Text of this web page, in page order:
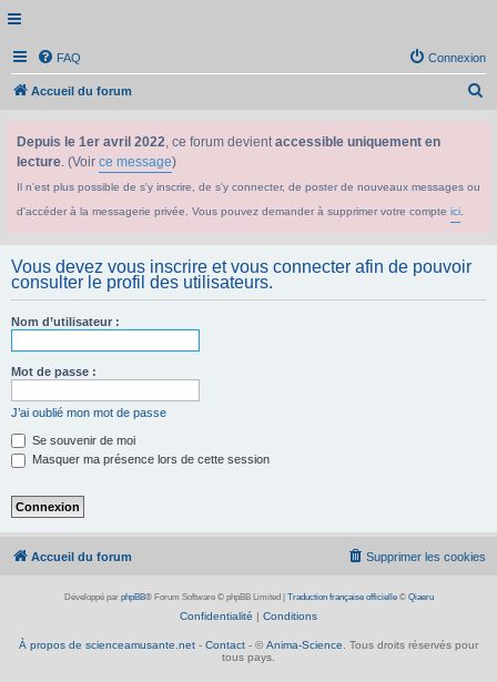
FAQ Connexion
Accueil du forum
e
Depuis le 1er avril 2022, ce forum devientaccessible uniquement en
lecture. (Voir ce message)
Il n'est plus possible de s'y inscrire, de s'y connecter, de poster de nouveaux messages ou
d'accéder à la messagerie privée. Vous pouvez demander à supprimer votre compte ici
Vous devez vous inscrire et vous connecter afin de pouvoir
consulter le profil des utilisateurs.
Nom d’utilisateur :
Mot de passe :
J’ai oublié mon mot de passe
Se souvenir de moi
Masquer ma présence lors de cette session
Accueil du forum Supprimer les cookies
Développé par phpBB® Forum Software © phpBB Limited Traduction française officielle© Qiaeru
Confidentialité | Conditions
À propos de scienceamusante.net - Contact - © Anima-Science . Tous droits réservés pour
tous pays.